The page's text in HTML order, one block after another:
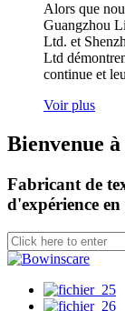
Alors que
Guangzhou
Ltd. et
Ltd
continue et
Voir plus
Bienvenue
Fabricant de
d'expérience